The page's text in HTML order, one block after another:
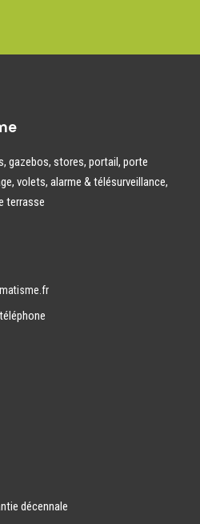
,gazebos,stores,portail,porte
,volets,alarme & télésurveillance,
terrasse
décennale